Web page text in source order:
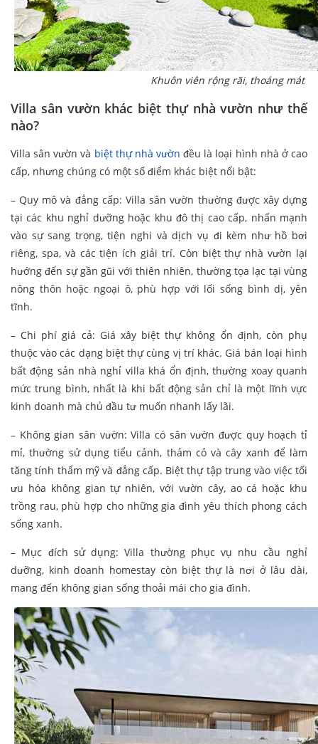
Khuôn viên rộng rãi, thoáng mát
Villa sân vườn khác biệt thự nhà vườn như thế
nào?
Villa sân vườn và biệt thự nhà vườn đều là loại hình nhà ở cao
cấp, nhưng chúng có một số điểm khác biệt nổi bật:
– Quy mô và đẳng cấp: Villa sân vườn thường được xây dựng
tại các khu nghỉ dưỡng hoặc khu đô thị cao cấp, nhấn mạnh
vào sự sang trọng, tiện nghi và dịch vụ đi kèm như hồ bơi
riêng, spa, và các tiện ích giải trí. Còn biệt thự nhà vườn lại
hướng đến sự gần gũi với thiên nhiên, thường tọa lạc tại vùng
nông thôn hoặc ngoại ô, phù hợp với lối sống bình dị, yên
tĩnh.
– Chi phí giá cả: Giá xây biệt thự không ổn định, còn phụ
thuộc vào các dạng biệt thự cùng vị trí khác. Giá bán loại hình
bất động sản nhà nghỉ villa khá ổn định, thường xoay quanh
mức trung bình, nhất là khi bất động sản chỉ là một lĩnh vực
kinh doanh mà chủ đầu tư muốn nhanh lấy lãi.
– Không gian sân vườn: Villa có sân vườn được quy hoạch tỉ
mỉ, thường sử dụng tiểu cảnh, thảm cỏ và cây xanh để làm
tăng tính thẩm mỹ và đẳng cấp. Biệt thự tập trung vào việc tối
ưu hóa không gian tự nhiên, với vườn cây, ao cá hoặc khu
trồng rau, phù hợp cho những gia đình yêu thích phong cách
sống xanh.
– Mục đích sử dụng: Villa thường phục vụ nhu cầu nghỉ
dưỡng, kinh doanh homestay còn biệt thự là nơi ở lâu dài,
mang đến không gian sống thoải mái cho gia đình.